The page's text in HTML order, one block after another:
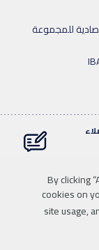
By clicking
cookies on
site usage,
للمجموعة
للاتصال بنا